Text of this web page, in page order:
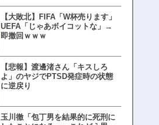
【大敗北】FIFA「W杯売ります」
UEFA「じゃあボイコットな」→
即撤回ｗｗｗ
【悲報】渡邊渚さん「キスしろ
よ」のヤジでPTSD発症時の状態
に逆戻り
玉川徹「包丁男を結果的に死刑に
【ファーw】水着女子さん
オッサン盗撮してる…通報
皇族確保策、天皇陛下の一
界ピリつくｗｗｗ
文春、沖縄問題の"触れては